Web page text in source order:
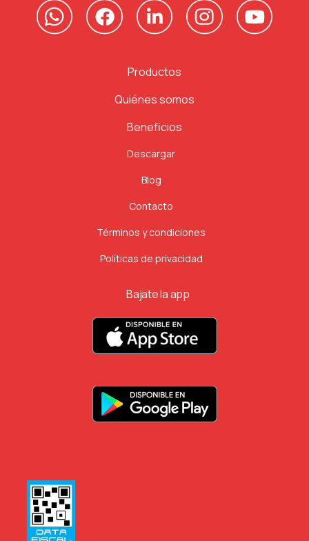
Productos
Quiénes somos
Beneficios
Descargar
Blog
Contacto
Términos y condiciones
Políticas de privacidad
Bajate la app